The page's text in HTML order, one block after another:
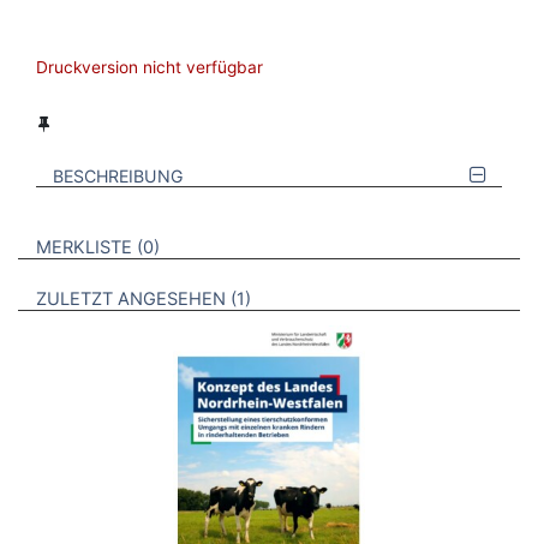
Druckversion nicht verfügbar
BESCHREIBUNG
VERWEISE AUF VERMERKTE- ODER ZULETZT ANGESEHENE
MERKLISTE 0 BROSCHÜREN
ZULETZT ANGESEHEN 1 BROSCHÜREN